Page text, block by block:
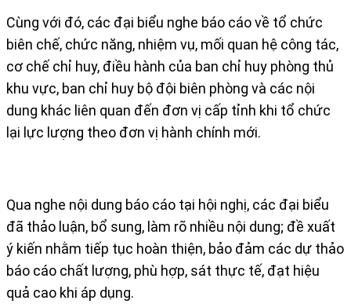
Cùng với đó, các đại biểu nghe báo cáo về tổ chức
biên chế, chức năng, nhiệm vụ, mối quan hệ công tác,
cơ chế chỉ huy, điều hành của ban chỉ huy phòng thủ
khu vực, ban chỉ huy bộ đội biên phòng và các nội
dung khác liên quan đến đơn vị cấp tỉnh khi tổ chức
lại lực lượng theo đơn vị hành chính mới.
Qua nghe nội dung báo cáo tại hội nghị, các đại biểu
đã thảo luận, bổ sung, làm rõ nhiều nội dung; đề xuất
ý kiến nhằm tiếp tục hoàn thiện, bảo đảm các dự thảo
báo cáo chất lượng, phù hợp, sát thực tế, đạt hiệu
quả cao khi áp dụng.